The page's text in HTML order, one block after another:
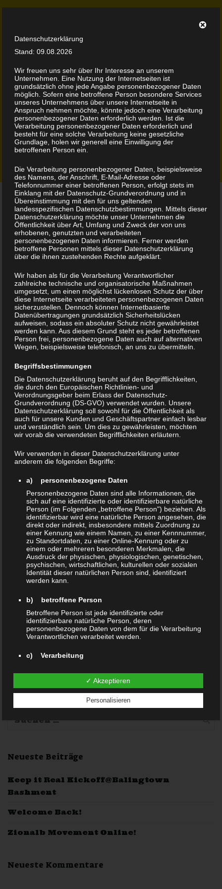
Zionalb Movement
Reggae | Dancehall | More
balingtownbashment
Keep it Real
Kickoff@Balingtown
Bashment
SelectaBlen
30. Juni 2022
Eventankündigung
Balingen,balingtownbashment,
bashment ,Dancehall,keepitreal,
kickoff,macadamyasound,reggae,
suluinsound
Aber wer ist alles mit von der Party?!
Neueste Beiträge
Keep it Real Kickoff@Balingtown
Bashment
Welcome Back!
Zionalb Movement Online!
Neueste Kommentare
Datenschutzerklärung
Stand: 09.08.2026
Wir freuen uns sehr über Ihr Interesse an unserem
Unternehmen. Eine Nutzung der Internetseiten ist
grundsätzlich ohne jede Angabe personenbezogener Daten
möglich. Sofern eine betroffene Person besondere Services
unseres Unternehmens über unsere Internetseite in
Anspruch nehmen möchte, könnte jedoch eine Verarbeitung
personenbezogener Daten erforderlich werden. Ist die
Verarbeitung personenbezogener Daten erforderlich und
besteht für eine solche Verarbeitung keine gesetzliche
Grundlage, holen wir generell eine Einwilligung der
betroffenen Person ein.
Die Verarbeitung personenbezogener Daten, beispielsweise
des Namens, der Anschrift, E-Mail-Adresse oder
Telefonnummer einer betroffenen Person, erfolgt stets im
Einklang mit der Datenschutz-Grundverordnung und in
Übereinstimmung mit den für uns geltenden
landesspezifischen Datenschutzbestimmungen. Mittels dieser
Datenschutzerklärung möchte unser Unternehmen die
Öffentlichkeit über Art, Umfang und Zweck der von uns
erhobenen, genutzten und verarbeiteten
personenbezogenen Daten informieren. Ferner werden
betroffene Personen mittels dieser Datenschutzerklärung
über die ihnen zustehenden Rechte aufgeklärt.
Wir haben als für die Verarbeitung Verantwortlicher
zahlreiche technische und organisatorische Maßnahmen
umgesetzt, um einen möglichst lückenlosen Schutz der über
diese Internetseite verarbeiteten personenbezogenen Daten
sicherzustellen. Dennoch können Internetbasierte
Datenübertragungen grundsätzlich Sicherheitslücken
aufweisen, sodass ein absoluter Schutz nicht gewährleistet
werden kann. Aus diesem Grund steht es jeder betroffenen
Person frei, personenbezogene Daten auch auf alternativen
Wegen, beispielsweise telefonisch, an uns zu übermitteln.
Begriffsbestimmungen
Die Datenschutzerklärung beruht auf den Begrifflichkeiten,
die durch den Europäischen Richtlinien- und
Verordnungsgeber beim Erlass der Datenschutz-
Grundverordnung (DS-GVO) verwendet wurden. Unsere
Datenschutzerklärung soll sowohl für die Öffentlichkeit als
auch für unsere Kunden und Geschäftspartner einfach lesbar
und verständlich sein. Um dies zu gewährleisten, möchten
wir vorab die verwendeten Begrifflichkeiten erläutern.
Wir verwenden in dieser Datenschutzerklärung unter
anderem die folgenden Begriffe:
a) personenbezogene Daten
Personenbezogene Daten sind alle Informationen, die
sich auf eine identifizierte oder identifizierbare natürliche
Person (im Folgenden „betroffene Person") beziehen. Als
identifizierbar wird eine natürliche Person angesehen, die
direkt oder indirekt, insbesondere mittels Zuordnung zu
einer Kennung wie einem Namen, zu einer Kennnummer,
zu Standortdaten, zu einer Online-Kennung oder zu
einem oder mehreren besonderen Merkmalen, die
Ausdruck der physischen, physiologischen, genetischen,
psychischen, wirtschaftlichen, kulturellen oder sozialen
Identität dieser natürlichen Person sind, identifiziert
werden kann.
b) betroffene Person
Betroffene Person ist jede identifizierte oder
identifizierbare natürliche Person, deren
personenbezogene Daten von dem für die Verarbeitung
Verantwortlichen verarbeitet werden.
c) Verarbeitung
Vorgangsreihe im Zusammenhang mit
personenbezogenen Daten wie das Erheben, das
Erfassen, die Organisation, das Ordnen, die Speicherung,
die Anpassung oder Veränderung, das Auslesen, das
Übermittlung, Verbreitung oder eine andere Form der
d) Einschränkung der Verarbeitung
gespeicherter personenbezogener Daten mit dem Ziel,
personenbezogenen Daten verwendet werden, um
Lage, Gesundheit, persönlicher Vorlieben, Interessen,
✓ Akzeptieren
Personalisieren